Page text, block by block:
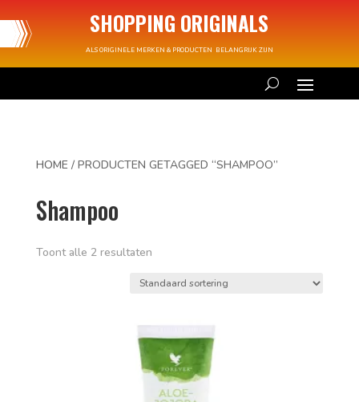
SHOPPING ORIGINALS
ALS ORIGINELE MERKEN & PRODUCTEN BELANGRIJK ZIJN
HOME / PRODUCTEN GETAGGED “SHAMPOO”
Shampoo
Toont alle 2 resultaten